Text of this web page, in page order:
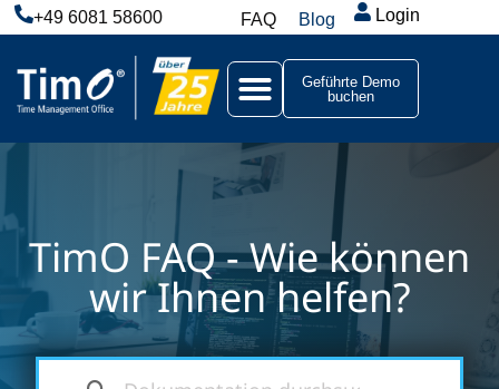
+49 6081 58600 FAQ Blog Login
Geführte Demo
buchen
TimO FAQ - Wie können
wir Ihnen helfen?